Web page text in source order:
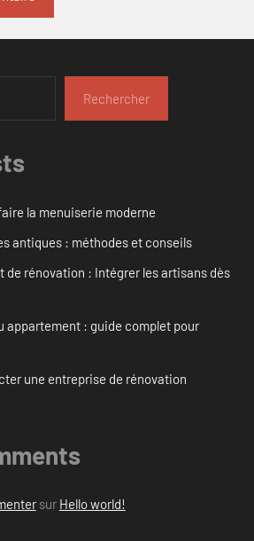
Rechercher
la menuiserie moderne
antiques : méthodes et conseils
de rénovation : Intégrer les artisans dès
appartement : guide complet pour
une entreprise de rénovation
sur Hello world!